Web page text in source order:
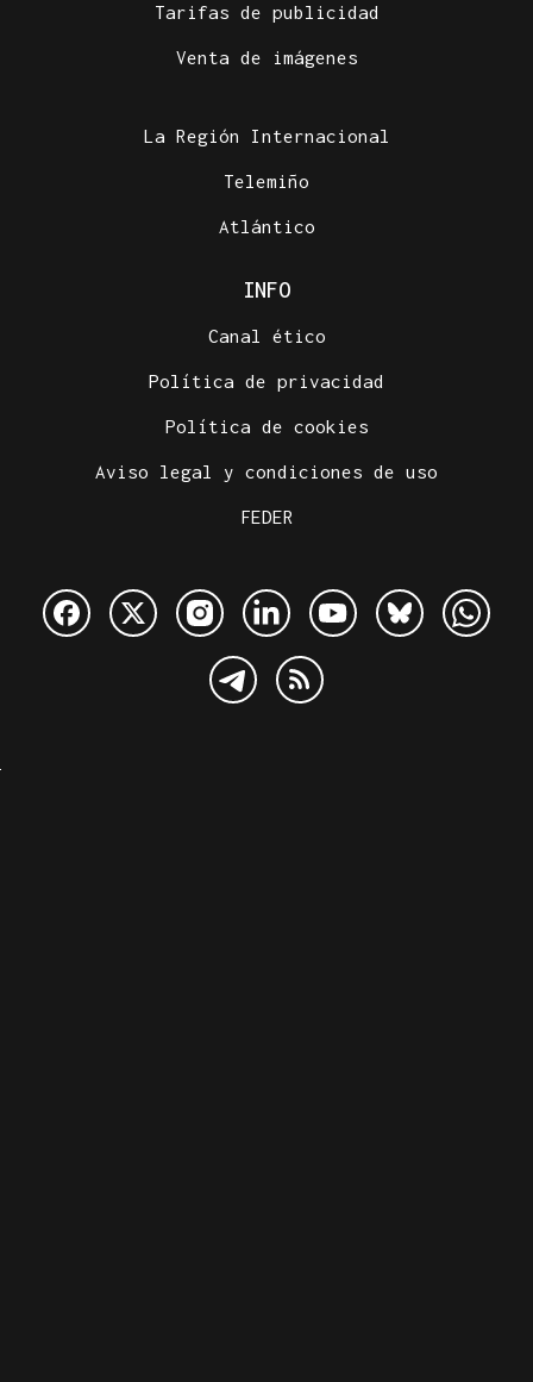
Tarifas de publicidad
Venta de imágenes
La Región Internacional
Telemiño
Atlántico
INFO
Canal ético
Política de privacidad
Política de cookies
Aviso legal y condiciones de uso
FEDER